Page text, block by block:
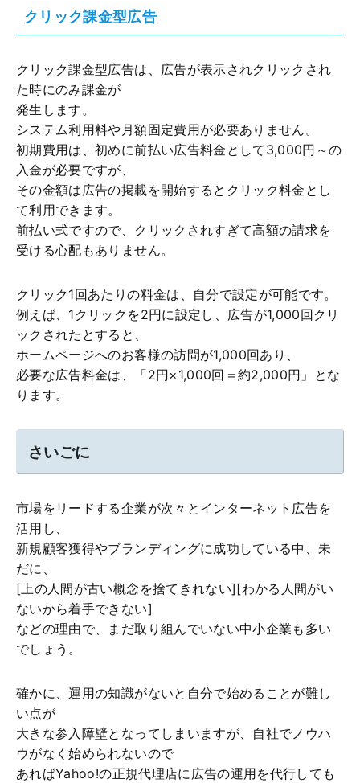
クリック課金型広告
クリック課金型広告は、広告が表示されクリックされ
た時にのみ課金が
発生します。
システム利用料や月額固定費用が必要ありません。
初期費用は、初めに前払い広告料金として3,000円～の
入金が必要ですが、
その金額は広告の掲載を開始するとクリック料金とし
て利用できます。
前払い式ですので、クリックされすぎて高額の請求を
受ける心配もありません。
クリック1回あたりの料金は、自分で設定が可能です。
例えば、1クリックを2円に設定し、広告が1,000回クリ
ックされたとすると、
ホームページへのお客様の訪問が1,000回あり、
必要な広告料金は、「2円×1,000回＝約2,000円」とな
ります。
さいごに
市場をリードする企業が次々とインターネット広告を
活用し、
新規顧客獲得やブランディングに成功している中、未
だに、
[上の人間が古い概念を捨てきれない][わかる人間がい
ないから着手できない]
などの理由で、まだ取り組んでいない中小企業も多い
でしょう。
確かに、運用の知識がないと自分で始めることが難し
い点が
大きな参入障壁となってしまいますが、自社でノウハ
ウがなく始められないので
あればYahoo!の正規代理店に広告の運用を代行しても